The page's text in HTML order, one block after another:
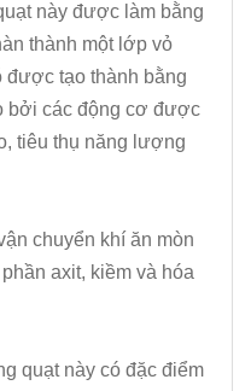
này được làm bằng
thành một lớp vỏ
được tạo thành bằng
bởi các động cơ được
tiêu thụ năng lượng
chuyển khí ăn mòn
axit, kiềm và hóa
quạt này có đặc điểm